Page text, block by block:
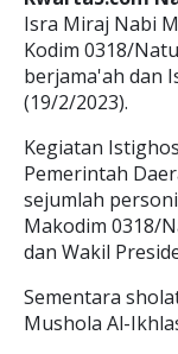
Isra Miraj Nabi
Kodim 0318/
berjama'ah dan
(19/2/2023).
Kegiatan
Pemerintah
sejumlah
Makodim 0318/
dan Wakil
Sementara
Mushola Al-